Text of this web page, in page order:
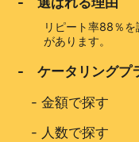
リピート率88％
があります。
- ケータリングプ
-金額で探す
- 人数で探す